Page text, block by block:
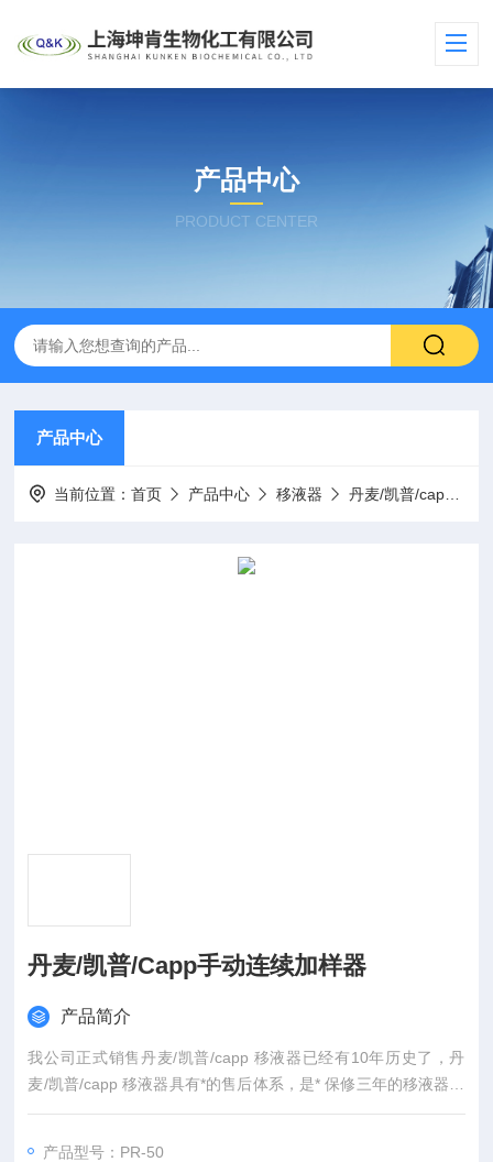
产品中心
PRODUCT CENTER
产品中心
当前位置：首页 产品中心 移液器 丹麦/凯普/capp 移液器
丹麦/凯普/Capp手动连续加样器
产品简介
我公司正式销售丹麦/凯普/capp 移液器已经有10年历史了，丹
麦/凯普/capp 移液器具有*的售后体系，是* 保修三年的移液器品
牌，丹麦/凯普/capp 移液器是目前世界上Z精确的移液器，丹麦/
产品型号：PR-50